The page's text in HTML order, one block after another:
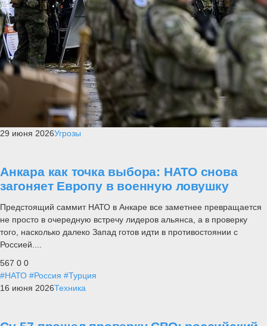
29 июня 2026Угрозы
Анкара как точка выбора: НАТО снова
загоняет Европу в военную ловушку
Предстоящий саммит НАТО в Анкаре все заметнее превращается
не просто в очередную встречу лидеров альянса, а в проверку
того, насколько далеко Запад готов идти в противостоянии с
Россией....
567 0 0
#НАТО #Россия #Турция
16 июня 2026Техника